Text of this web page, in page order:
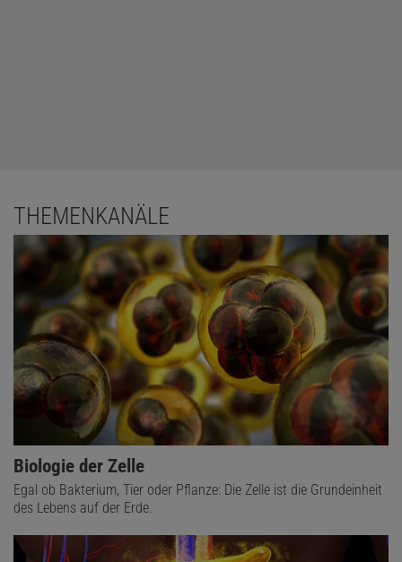
THEMENKANÄLE
Biologie der Zelle
Egal ob Bakterium, Tier oder Pflanze: Die Zelle ist die Grundeinheit
des Lebens auf der Erde.